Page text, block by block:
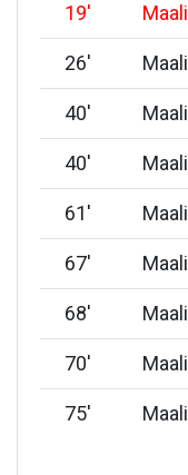
19' Maali
26' Maali
40' Maali
40' Maali
61' Maali
67' Maali
68' Maali
70' Maali
75' Maali